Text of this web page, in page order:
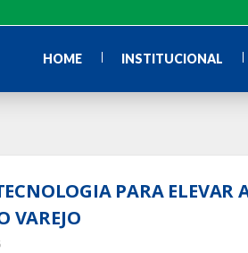
HOME INSTITUCIONAL
PARA ELEVAR
VAREJO